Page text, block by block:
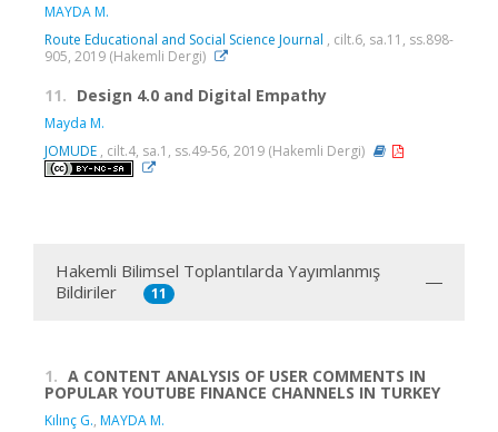
MAYDA M.
Route Educational and Social Science Journal , cilt.6, sa.11, ss.898-
905, 2019 (Hakemli Dergi)
11. Design 4.0 and Digital Empathy
Mayda M.
JOMUDE , cilt.4, sa.1, ss.49-56, 2019 (Hakemli Dergi)
Hakemli Bilimsel Toplantılarda Yayımlanmış
Bildiriler
11
1. A CONTENT ANALYSIS OF USER COMMENTS IN
POPULAR YOUTUBE FINANCE CHANNELS IN TURKEY
Kılınç G., MAYDA M.